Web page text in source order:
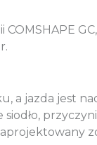
a jazda jest